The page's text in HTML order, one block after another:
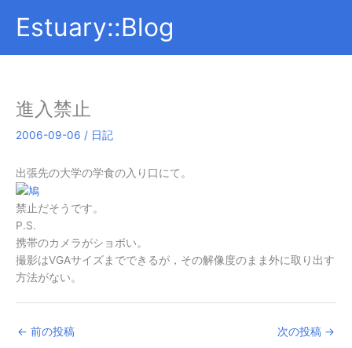
Estuary::Blog
進入禁止
2006-09-06 / 日記
出張先の大学の学食の入り口にて。
禁止だそうです。
P.S.
携帯のカメラがショボい。
撮影はVGAサイズまでできるが，その解像度のまま外に取り出す
方法がない。
← 前の投稿 次の投稿 →